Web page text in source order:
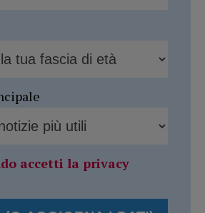
accetti la privacy